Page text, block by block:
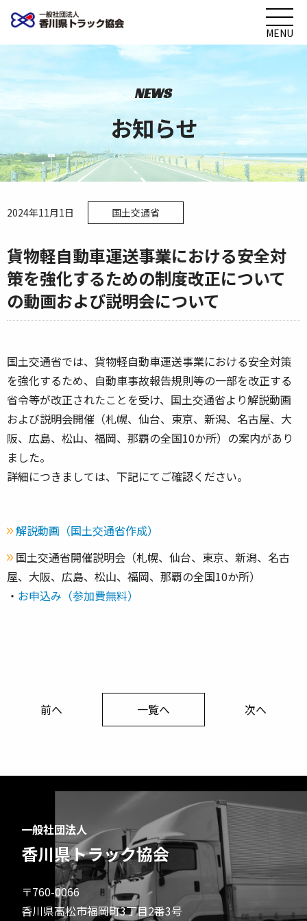
MENU
NEWS
お知らせ
2024年11月1日 国土交通省
貨物軽自動車運送事業における安全対
策を強化するための制度改正について
の動画および説明会について
国土交通省では、貨物軽自動車運送事業における安全対策
を強化するため、自動車事故報告規則等の一部を改正する
省令等が改正されたことを受け、国土交通省より解説動画
および説明会開催（札幌、仙台、東京、新潟、名古屋、大
阪、広島、松山、福岡、那覇の全国10か所）の案内があり
ました。
詳細につきましては、下記にてご確認ください。
解説動画（国土交通省作成）
国土交通省開催説明会（札幌、仙台、東京、新潟、名古
屋、大阪、広島、松山、福岡、那覇の全国10か所）
・ お申込み（参加費無料）
前へ 一覧へ 次へ
一般社団法人
香川県トラック協会
〒760-0066
香川県高松市福岡町3丁目2番3号